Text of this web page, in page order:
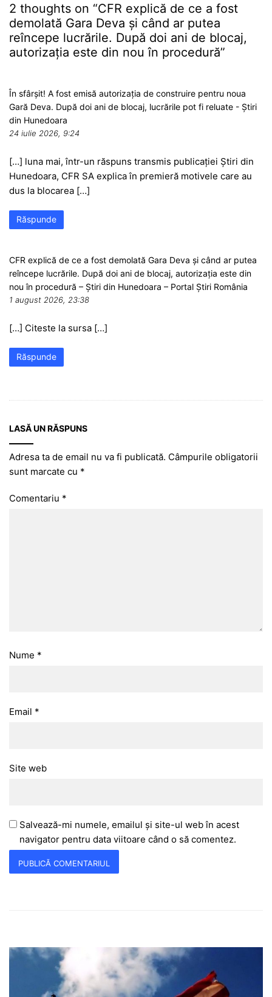
2 thoughts on “CFR explică de ce a fost
demolată Gara Deva și când ar putea
reîncepe lucrările. După doi ani de blocaj,
autorizația este din nou în procedură”
În sfârșit! A fost emisă autorizația de construire pentru noua
Gară Deva. După doi ani de blocaj, lucrările pot fi reluate - Știri
din Hunedoara
24 iulie 2026, 9:24
[…] luna mai, într-un răspuns transmis publicației Știri din
Hunedoara, CFR SA explica în premieră motivele care au
dus la blocarea […]
Răspunde
CFR explică de ce a fost demolată Gara Deva și când ar putea
reîncepe lucrările. După doi ani de blocaj, autorizația este din
nou în procedură – Știri din Hunedoara – Portal Știri România
1 august 2026, 23:38
[…] Citeste la sursa […]
Răspunde
LASĂ UN RĂSPUNS
Adresa ta de email nu va fi publicată. Câmpurile obligatorii
sunt marcate cu *
Comentariu *
Nume *
Email *
Site web
Salvează-mi numele, emailul și site-ul web în acest
navigator pentru data viitoare când o să comentez.